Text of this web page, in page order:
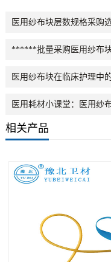
医用纱布块层数规格采购
******批量采购医用纱布
医用纱布块在临床护理中
医用耗材小课堂：医用纱
相关产品